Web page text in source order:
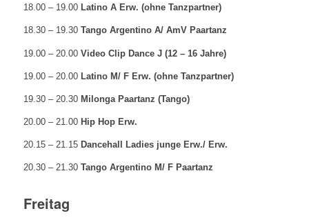
18.00 – 19.00 Latino A Erw. (ohne Tanzpartner)
18.30 – 19.30 Tango Argentino A/ AmV Paartanz
19.00 – 20.00 Video Clip Dance J (12 – 16 Jahre)
19.00 – 20.00 Latino M/ F Erw. (ohne Tanzpartner)
19.30 – 20.30 Milonga Paartanz (Tango)
20.00 – 21.00 Hip Hop Erw.
20.15 – 21.15Dancehall Ladies junge Erw./ Erw.
20.30 – 21.30 Tango Argentino M/ F Paartanz
Freitag